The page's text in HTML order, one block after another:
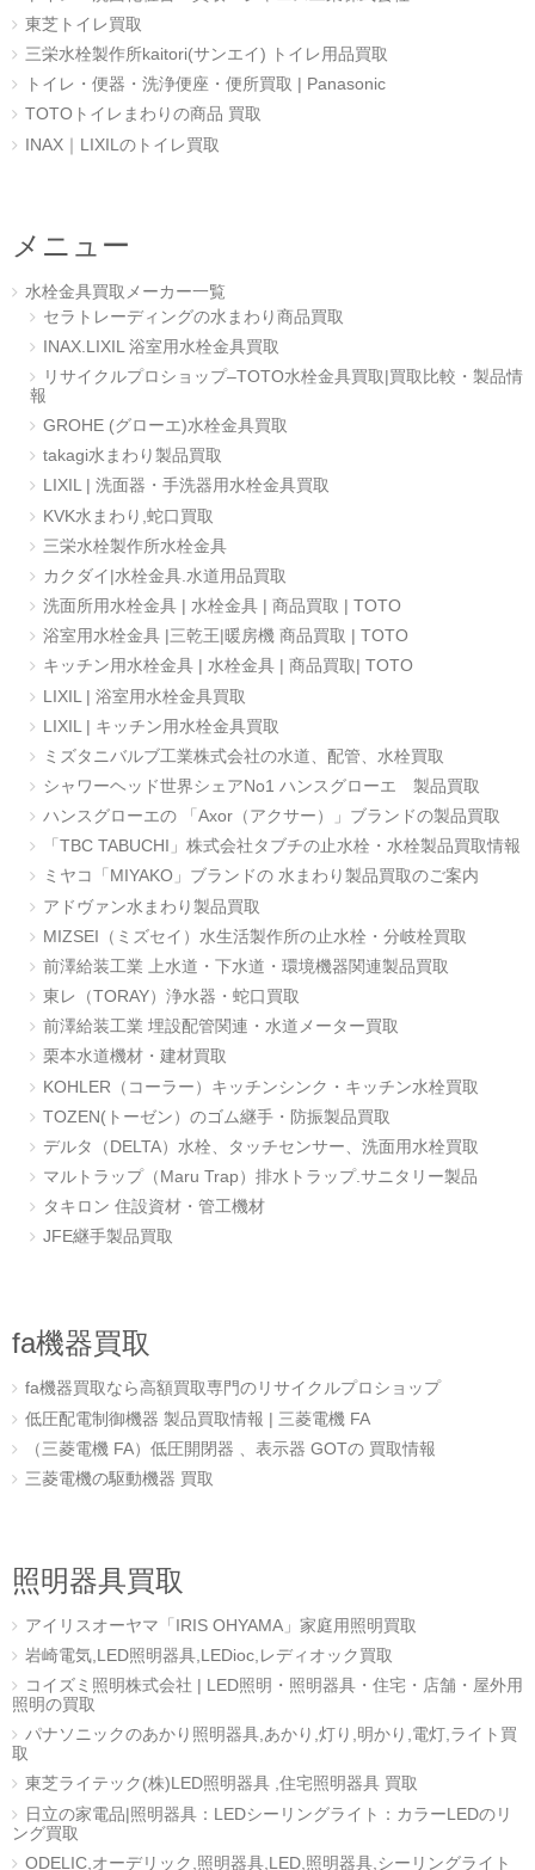
東芝トイレ買取
三栄水栓製作所kaitori(サンエイ) トイレ用品買取
トイレ・便器・洗浄便座・便所買取 | Panasonic
TOTOトイレまわりの商品 買取
INAX｜LIXILのトイレ買取
メニュー
水栓金具買取メーカー一覧
セラトレーディングの水まわり商品買取
INAX.LIXIL 浴室用水栓金具買取
リサイクルプロショップ–TOTO水栓金具買取|買取比較・製品情
報
GROHE (グローエ)水栓金具買取
takagi水まわり製品買取
LIXIL | 洗面器・手洗器用水栓金具買取
KVK水まわり,蛇口買取
三栄水栓製作所水栓金具
カクダイ|水栓金具.水道用品買取
洗面所用水栓金具 | 水栓金具 | 商品買取 | TOTO
浴室用水栓金具 |三乾王|暖房機 商品買取 | TOTO
キッチン用水栓金具 | 水栓金具 | 商品買取| TOTO
LIXIL | 浴室用水栓金具買取
LIXIL | キッチン用水栓金具買取
ミズタニバルブ工業株式会社の水道、配管、水栓買取
シャワーヘッド世界シェアNo1 ハンスグローエ 製品買取
ハンスグローエの 「Axor（アクサー）」ブランドの製品買取
「TBC TABUCHI」株式会社タブチの止水栓・水栓製品買取情報
ミヤコ「MIYAKO」ブランドの 水まわり製品買取のご案内
アドヴァン水まわり製品買取
MIZSEI（ミズセイ）水生活製作所の止水栓・分岐栓買取
前澤給装工業 上水道・下水道・環境機器関連製品買取
東レ（TORAY）浄水器・蛇口買取
前澤給装工業 埋設配管関連・水道メーター買取
栗本水道機材・建材買取
KOHLER（コーラー）キッチンシンク・キッチン水栓買取
TOZEN(トーゼン）のゴム継手・防振製品買取
デルタ（DELTA）水栓、タッチセンサー、洗面用水栓買取
マルトラップ（Maru Trap）排水トラップ.サニタリー製品
タキロン 住設資材・管工機材
JFE継手製品買取
fa機器買取
fa機器買取なら高額買取専門のリサイクルプロショップ
低圧配電制御機器 製品買取情報 | 三菱電機 FA
（三菱電機 FA）低圧開閉器 、表示器 GOTの 買取情報
三菱電機の駆動機器 買取
照明器具買取
アイリスオーヤマ「IRIS OHYAMA」家庭用照明買取
岩崎電気,LED照明器具,LEDioc,レディオック買取
コイズミ照明株式会社 | LED照明・照明器具・住宅・店舗・屋外用
照明の買取
パナソニックのあかり照明器具,あかり,灯り,明かり,電灯,ライト買
取
東芝ライテック(株)LED照明器具 ,住宅照明器具 買取
日立の家電品|照明器具：LEDシーリングライト：カラーLEDのリ
ング買取
ODELIC,オーデリック,照明器具,LED,照明器具,シーリングライト